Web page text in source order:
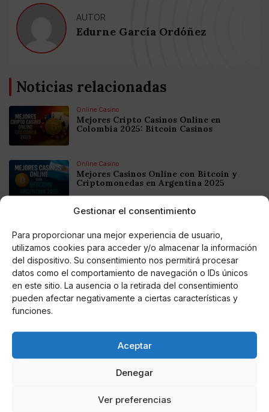
Gestionar el consentimiento
Para proporcionar una mejor experiencia de usuario,
utilizamos cookies para acceder y/o almacenar la información
del dispositivo. Su consentimiento nos permitirá procesar
datos como el comportamiento de navegación o IDs únicos
en este sitio. La ausencia o la retirada del consentimiento
pueden afectar negativamente a ciertas características y
funciones.
Aceptar
Denegar
Ver preferencias
AUTOR
Edurne García Ordóñez
Noticias relacionadas
Online Casino
Mejores Cripto Casinos Online en
Colombia 2025: Bitcoin Casinos
Online Casino
Mejores Casinos Online con Bitcoin y
Criptomonedas en Argentina 2025
criptomonedas y Bitcoin en México 2025
Entretenimiento
Fortnite regresa para iOS en la Unión
Europea
Te puede interesar
El Gobierno rechaza la mediación de Felipe VI
para desatascar las negociaciones del Poder